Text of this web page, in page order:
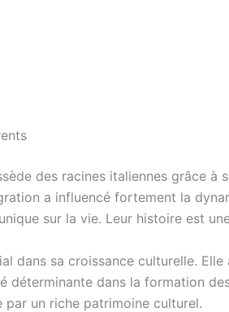
des racines italiennes grâce à
a influencé fortement la
sur la vie. Leur histoire est
dans sa croissance culturelle.
déterminante dans la formation
par un riche patrimoine culturel.